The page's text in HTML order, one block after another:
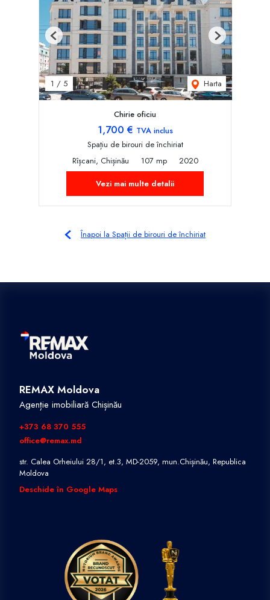
1 / 5 Harta
Previous Next
Chirie oficiu
1,700 € TVA inclus
Spațiu de birouri de închiriat
Rîșcani, Chișinău
107 mp
2020
Vezi mai multe detalii
Înapoi la Spații de birouri de închiriat
REMAX Moldova
Agenție imobiliară Chișinău
+373 68 370 555
office@remax.md
str. Calea Orheiului 28/1, et.3, MD-2059, mun.Chișinău, Republica
Moldova
Deschide în Google Maps